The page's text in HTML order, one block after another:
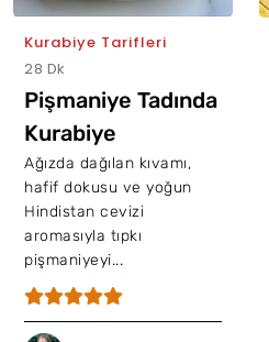
Kurabiye Tarifleri
28 Dk
Pişmaniye Tadında
Kurabiye
Ağızda dağılan kıvamı,
hafif dokusu ve yoğun
Hindistan cevizi
aromasıyla tıpkı
pişmaniyeyi...